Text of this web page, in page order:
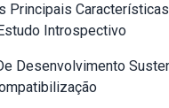
Principais
Introspectivo
Desenvolvimento